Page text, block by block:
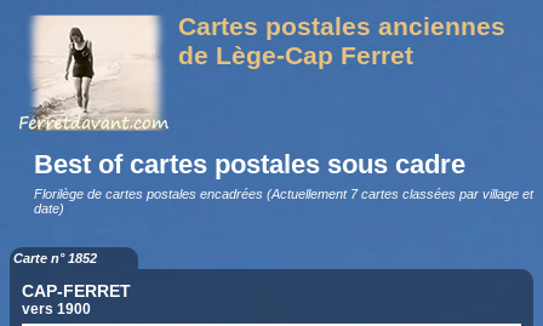
Cartes postales anciennes
de Lège-Cap Ferret
Best of cartes postales sous cadre
Florilège de cartes postales encadrées (Actuellement 7 cartes classées par village et
date)
Carte n° 1852
CAP-FERRET
vers 1900